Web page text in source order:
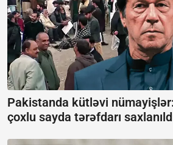
Pakistanda kütləvi
çoxlu sayda tərəfdarı